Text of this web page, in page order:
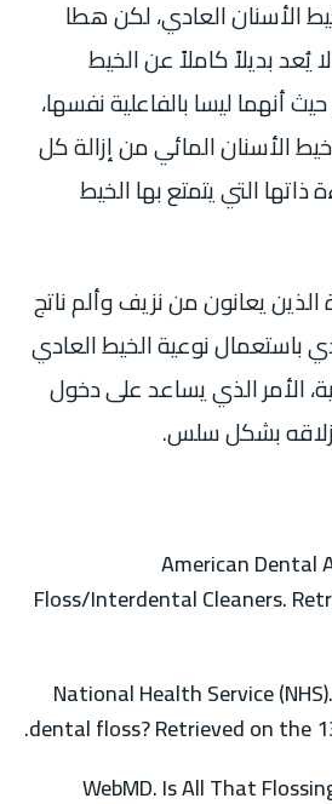
الأسنان العادي، لكن هطا
يُعد بديلاً كاملاً عن الخيط
أنهما ليسا بالفاعلية نفسها،
الأسنان المائي من إزالة كل
ذاتها التي يتمتع بها الخيط
الذين يعانون من نزيف وألم ناتج
باستعمال نوعية الخيط العادي
الأمر الذي يساعد على دخول
بشكل سلس.
[1] American
Floss/Interdental Cleaners.
[2] National Health Service
dental floss? Retrieved on the
[3] WebMD. Is All That